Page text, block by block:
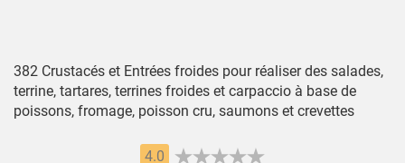
382 Crustacés et Entrées froides pour réaliser des salades,
terrine, tartares, terrines froides et carpaccio à base de
poissons, fromage, poisson cru, saumons et crevettes
4.0